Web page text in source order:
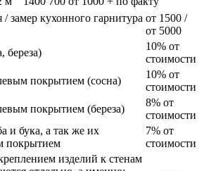
замер кухонного гарнитура от 1500 /
от 5000
береза)
10% от
стоимости
покрытием (сосна)
10% от
стоимости
покрытием (береза)
8% от
стоимости
и бука, а так же их
покрытием
7% от
стоимости
изделий к стенам